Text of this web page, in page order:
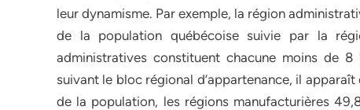
leur dynamisme. Par exemple, la région
de la population québécoise suivie par la
administratives constituent chacune moins de
suivant le bloc régional d’appartenance, il
de la population, les régions manufacturières